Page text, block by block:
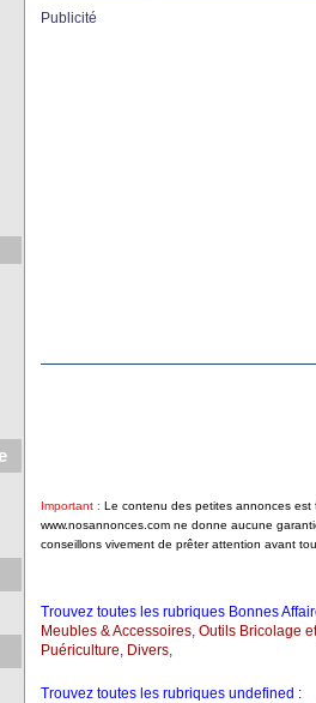
Publicité
Important : Le contenu des petites annonces est
www.nosannonces.com ne donne aucune
conseillons vivement de prêter attention avant
Trouvez toutes les rubriques Bonnes
Meubles & Accessoires, Outils Bricolage
Puériculture, Divers,
Trouvez toutes les rubriques undefined :